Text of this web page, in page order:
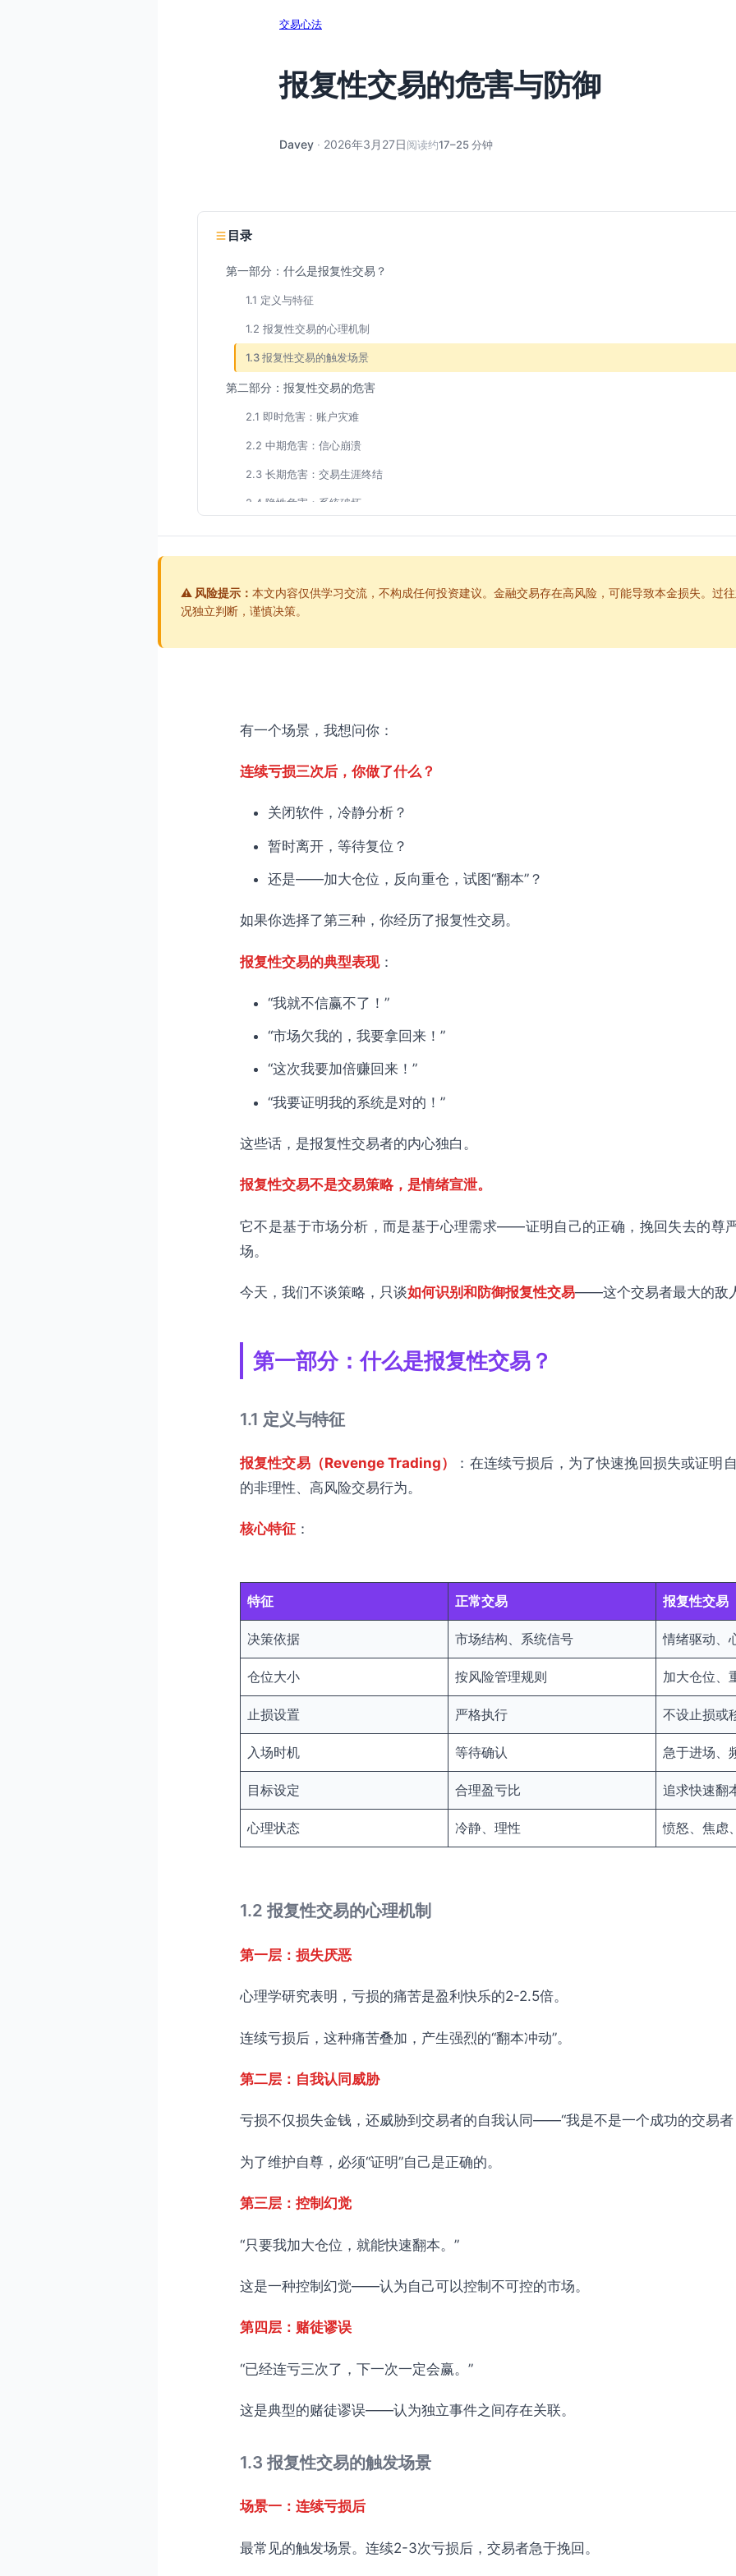
交易心法
报复性交易的危害与防御
Davey · 2026年3月27日阅读约17–25 分钟
目录
第一部分：什么是报复性交易？
1.1 定义与特征
1.2 报复性交易的心理机制
1.3 报复性交易的触发场景
第二部分：报复性交易的危害
2.1 即时危害：账户灾难
2.2 中期危害：信心崩溃
2.3 长期危害：交易生涯终结
2.4 隐性危害：系统破坏
第三部分：报复性交易的识别信号
3.2 情绪信号
3.3 认知信号
3.4 行为信号
4.2 第二层：强制暂停
4.3 第三层：仓位限制
4.5 第五层：心理建设
4.6 第六层：环境控制
4.7 第七层：复盘与学习
5.2 紧急防御协议
5.3 长期防御策略
第六部分：从报复性交易中恢复
6.3 防止复发
立即行动：建立你的防御系统
⚠️ 风险提示： 本文内容仅供学习交流，不构成任何投资建议。金融交易存在高风险，可能导致本金损失。过
况独立判断，谨慎决策。
有一个场景，我想问你：
连续亏损三次后，你做了什么？
关闭软件，冷静分析？
暂时离开，等待复位？
还是——加大仓位，反向重仓，试图“翻本”？
如果你选择了第三种，你经历了报复性交易。
报复性交易的典型表现：
“我就不信赢不了！”
“市场欠我的，我要拿回来！”
“这次我要加倍赚回来！”
“我要证明我的系统是对的！”
这些话，是报复性交易者的内心独白。
报复性交易不是交易策略，是情绪宣泄。
它不是基于市场分析，而是基于心理需求——证明自己的正确，挽回失去的尊
场。
今天，我们不谈策略，只谈如何识别和防御报复性交易——这个交易者最大的敌
第一部分：什么是报复性交易？
1.1 定义与特征
报复性交易（Revenge Trading）
：在连续亏损后，为了快速挽回损失或证明
的非理性、高风险交易行为。
核心特征 ：
特征 正常交易 报复性交易
决策依据 市场结构、系统信号 情绪驱动、
仓位大小 按风险管理规则 加大仓位、
止损设置 严格执行 不设止损或
入场时机 等待确认 急于进场、
目标设定 合理盈亏比 追求快速翻
心理状态 冷静、理性 愤怒、焦虑
1.2 报复性交易的心理机制
第一层：损失厌恶
心理学研究表明，亏损的痛苦是盈利快乐的2-2.5倍。
连续亏损后，这种痛苦叠加，产生强烈的“翻本冲动”。
第二层：自我认同威胁
亏损不仅损失金钱，还威胁到交易者的自我认同——“我是不是一个成功的交易者
为了维护自尊，必须“证明”自己是正确的。
第三层：控制幻觉
“只要我加大仓位，就能快速翻本。”
这是一种控制幻觉——认为自己可以控制不可控的市场。
第四层：赌徒谬误
“已经连亏三次了，下一次一定会赢。”
这是典型的赌徒谬误——认为独立事件之间存在关联。
1.3 报复性交易的触发场景
场景一：连续亏损后
最常见的触发场景。连续2-3次亏损后，交易者急于挽回。